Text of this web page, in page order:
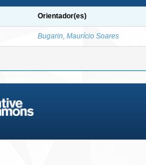
Orientador(es)
Bugarin, Maurício Soares